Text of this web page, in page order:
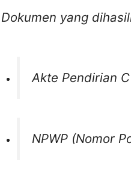
Dokumen yang
Akte Pendirian
NPWP (Nomor